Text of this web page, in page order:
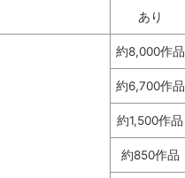
あり
約8,000作品
約6,700作品
約1,500作品
約850作品